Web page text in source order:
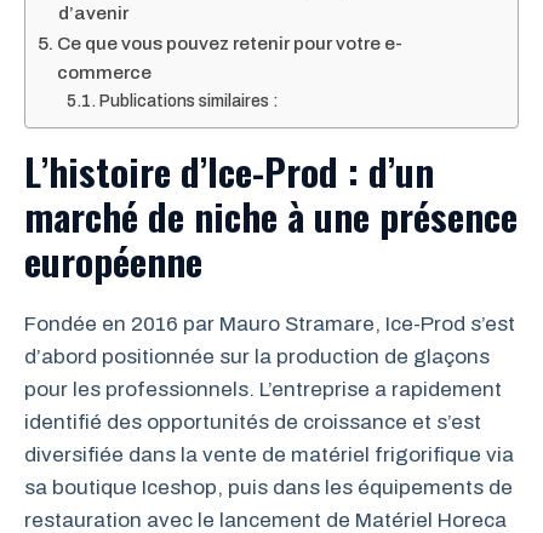
d’avenir
Ce que vous pouvez retenir pour votre e-
commerce
Publications similaires :
L’histoire d’Ice-Prod : d’un
marché de niche à une présence
européenne
Fondée en 2016 par Mauro Stramare, Ice-Prod s’est
d’abord positionnée sur la production de glaçons
pour les professionnels. L’entreprise a rapidement
identifié des opportunités de croissance et s’est
diversifiée dans la vente de matériel frigorifique via
sa boutique Iceshop, puis dans les équipements de
restauration avec le lancement de Matériel Horeca